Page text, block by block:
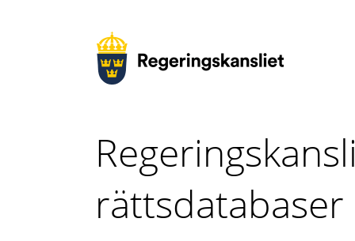
rättsdatabaser